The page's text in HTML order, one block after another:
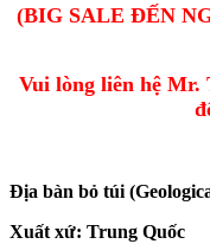
(BIG SALE ĐẾN
Vui lòng liên hệ Mr.
Địa bàn bỏ túi
Xuất xứ: Trung Quốc